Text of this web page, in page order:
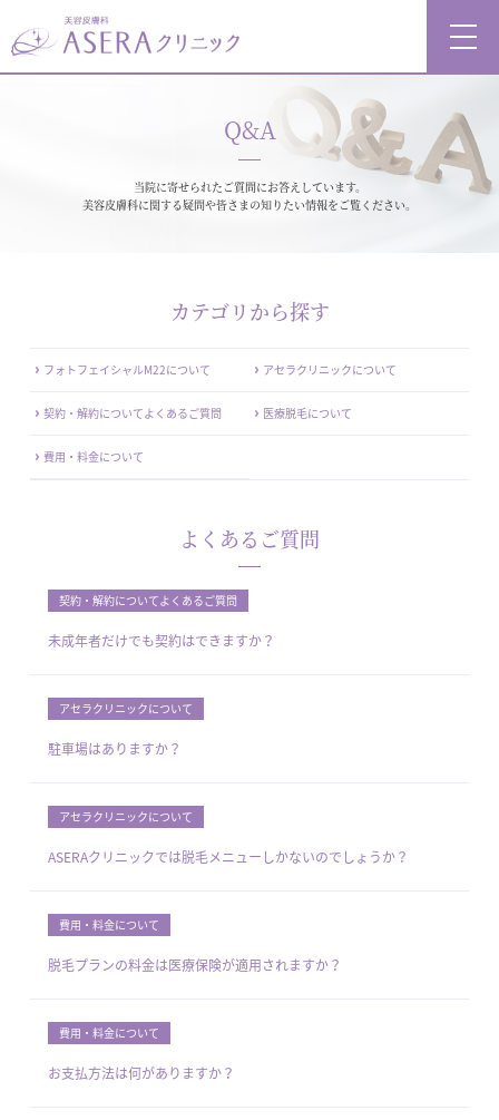
Q&A
当院に寄せられたご質問にお答えしています。
美容皮膚科に関する疑問や皆さまの知りたい情報をご覧ください。
カテゴリから探す
フォトフェイシャルM22について アセラクリニックについて
契約・解約についてよくあるご質問 医療脱毛について
費用・料金について
よくあるご質問
契約・解約についてよくあるご質問
未成年者だけでも契約はできますか？
アセラクリニックについて
駐車場はありますか？
アセラクリニックについて
ASERAクリニックでは脱毛メニューしかないのでしょうか？
費用・料金について
脱毛プランの料金は医療保険が適用されますか？
費用・料金について
お支払方法は何がありますか？